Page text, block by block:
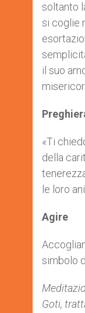
soltanto
si coglie
il suo
«Ti
della
le loro
Agire
simbolo
Goti,